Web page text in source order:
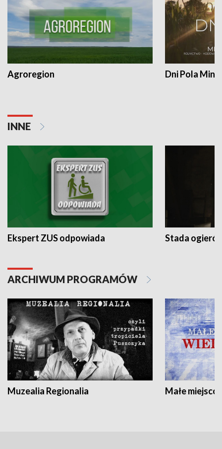
Agroregion Dni Pola
INNE
Ekspert ZUS odpowiada Stada
ARCHIWUM PROGRAMÓW
Muzealia Regionalia Małe